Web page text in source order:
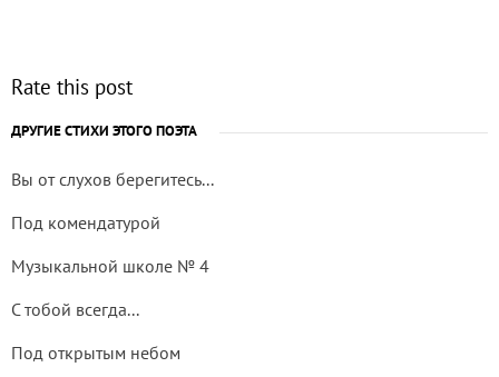
Rate this post
ДРУГИЕ СТИХИ ЭТОГО ПОЭТА
Вы от слухов берегитесь...
Под комендатурой
Музыкальной школе № 4
С тобой всегда...
Под открытым небом